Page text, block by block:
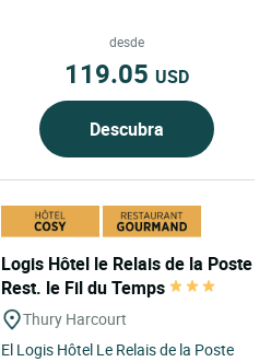
desde
119.05 USD
Descubra
Logis Hôtel le Relais de la Poste
Rest. le Fil du Temps
Thury Harcourt
El Logis Hôtel Le Relais de la Poste